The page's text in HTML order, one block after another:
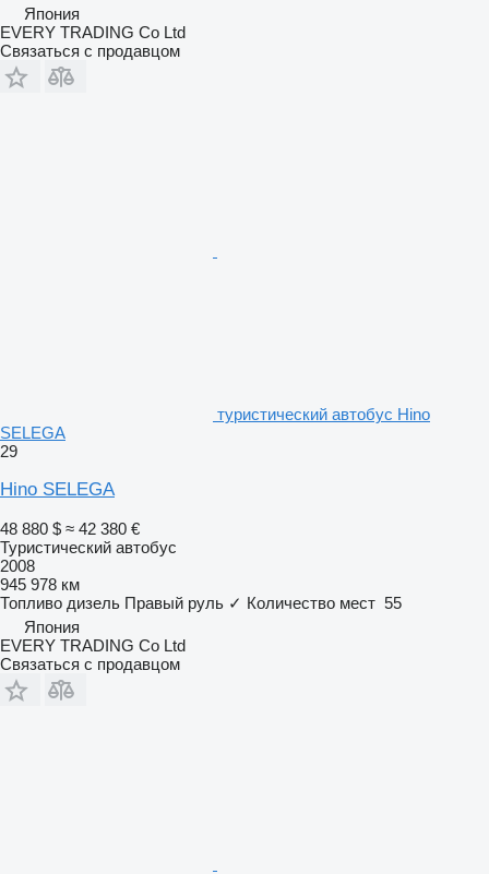
Япония
EVERY TRADING Co Ltd
Связаться с продавцом
туристический автобус Hino
SELEGA
29
Hino SELEGA
48 880 $ ≈ 42 380 €
Туристический автобус
2008
945 978 км
Топливо дизель Правый руль ✓ Количество мест 55
Япония
EVERY TRADING Co Ltd
Связаться с продавцом